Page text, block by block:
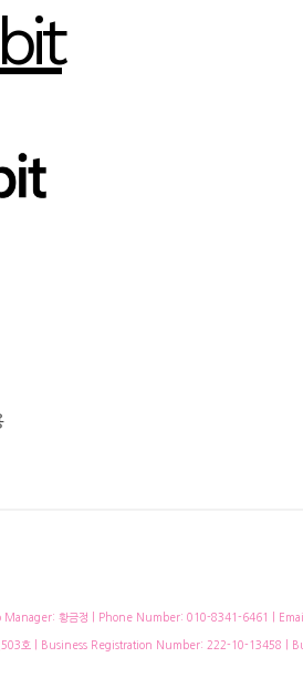
황금정 | Phone Number: 010-8341-6461 |
호 | Business Registration Number: 222-10-13458 |